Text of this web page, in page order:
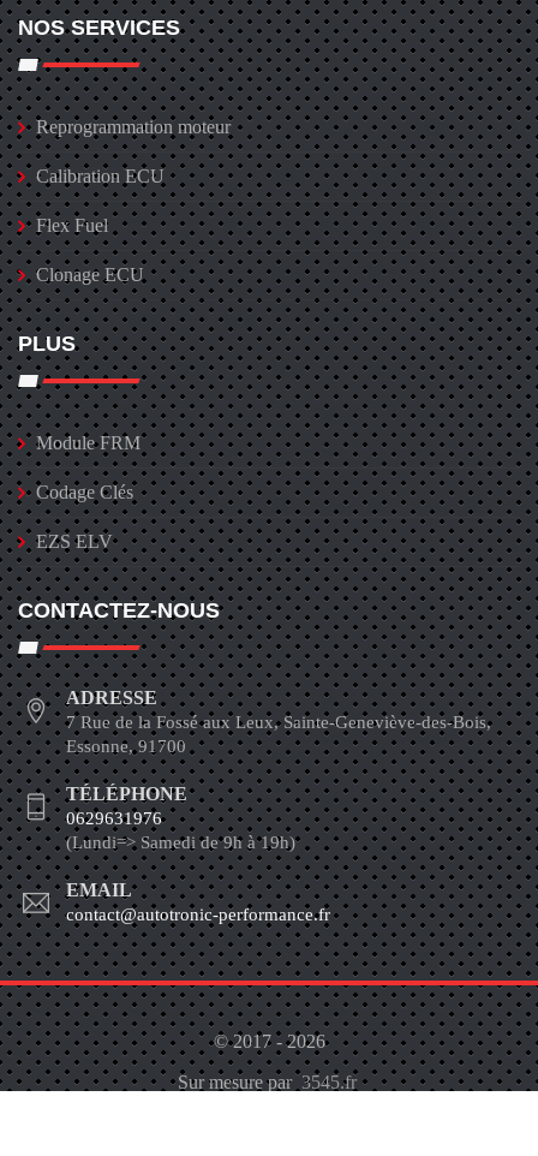
NOS SERVICES
Reprogrammation moteur
Calibration ECU
Flex Fuel
Clonage ECU
PLUS
Module FRM
Codage Clés
EZS ELV
CONTACTEZ-NOUS
ADRESSE
7 Rue de la Fossé aux Leux, Sainte-Geneviève-des-Bois,
Essonne, 91700
TÉLÉPHONE
0629631976
(Lundi=> Samedi de 9h à 19h)
EMAIL
contact@autotronic-performance.fr
© 2017 - 2026
Sur mesure par 3545.fr